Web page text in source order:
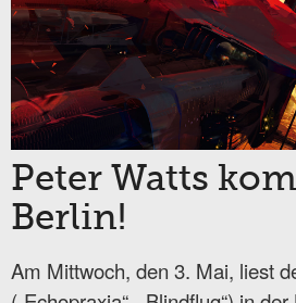
Peter Watts
Berlin!
Am Mittwoch, den 3. Mai, liest